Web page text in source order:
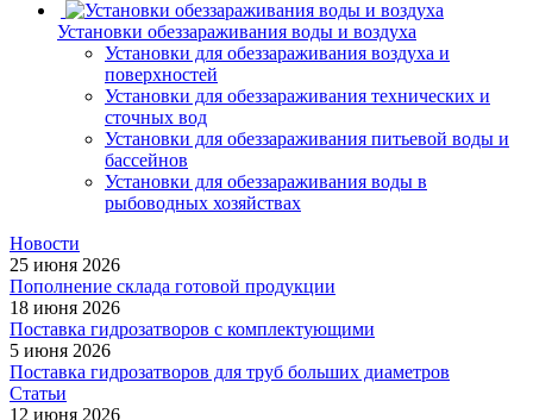
Установки обеззараживания воды и воздуха
Установки для обеззараживания воздуха и
поверхностей
Установки для обеззараживания технических и
сточных вод
Установки для обеззараживания питьевой воды и
бассейнов
Установки для обеззараживания воды в
рыбоводных хозяйствах
Новости
25 июня 2026
Пополнение склада готовой продукции
18 июня 2026
Поставка гидрозатворов с комплектующими
5 июня 2026
Поставка гидрозатворов для труб больших диаметров
Статьи
12 июня 2026